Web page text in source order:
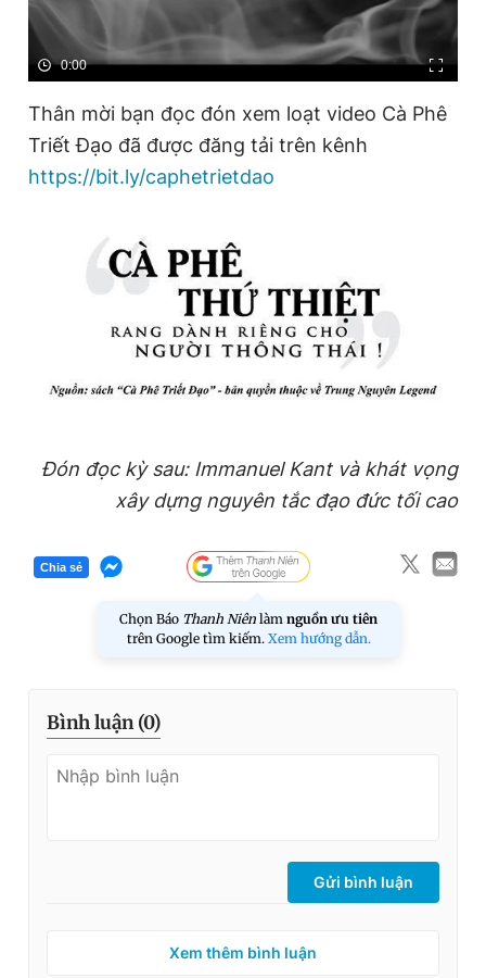
0:00
Thân mời bạn đọc đón xem loạt video Cà Phê
Triết Đạo đã được đăng tải trên kênh
https://bit.ly/caphetrietdao
Đón đọc kỳ sau: Immanuel Kant và khát vọng
xây dựng nguyên tắc đạo đức tối cao
Chia sẻ
Chọn Báo Thanh Niên làm nguồn ưu tiên
trên Google tìm kiếm. Xem hướng dẫn.
Bình luận (0)
Gửi bình luận
Xem thêm bình luận